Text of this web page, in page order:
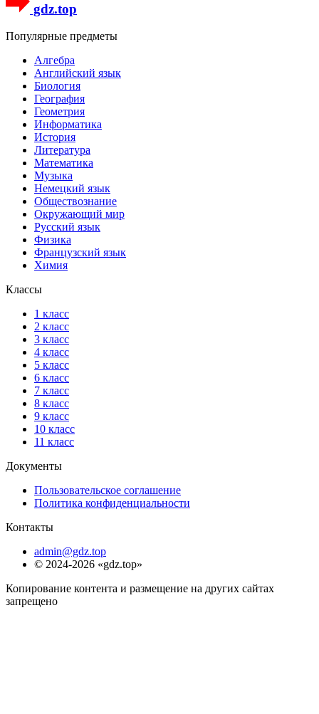
gdz.top
Популярные предметы
Алгебра
Английский язык
Биология
География
Геометрия
Информатика
История
Литература
Математика
Музыка
Немецкий язык
Обществознание
Окружающий мир
Русский язык
Физика
Французский язык
Химия
Классы
1 класс
2 класс
3 класс
4 класс
5 класс
6 класс
7 класс
8 класс
9 класс
10 класс
11 класс
Документы
Пользовательское соглашение
Политика конфиденциальности
Контакты
admin@gdz.top
© 2024-2026 «gdz.top»
Копирование контента и размещение на других сайтах
запрещено